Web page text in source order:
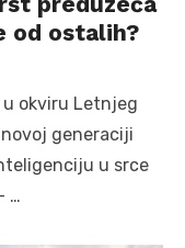
od ostalih?
okviru Letnjeg
generaciji
u srce
…